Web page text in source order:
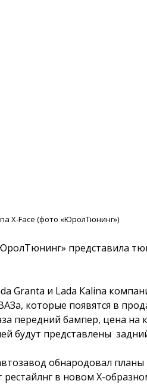
X-Face (фото «ЮролТюнинг»)
представила
Granta и Lada Кalina
которые появятся в
передний бампер, цена на
будут представлены
обнародовал
рестайлнг в новом Х-